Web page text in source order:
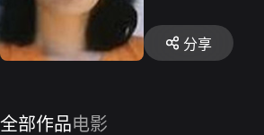
分享
全部作品电影